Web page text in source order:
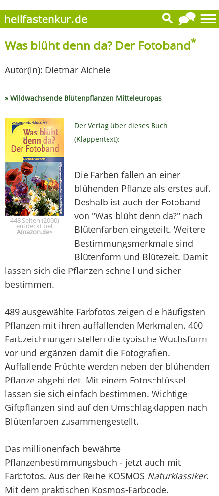
Was blüht denn da? Der Fotoband*
Autor(in): Dietmar Aichele
» Wildwachsende Blütenpflanzen Mitteleuropas
448 Seiten (2000)
entdeckt bei:
Amazon.de*
Der Verlag über dieses Buch
(Klappentext):
Die Farben fallen an einer
blühenden Pflanze als erstes auf.
Deshalb ist auch der Fotoband
von "Was blüht denn da?" nach
Blütenfarben eingeteilt. Weitere
Bestimmungsmerkmale sind
Blütenform und Blütezeit. Damit
lassen sich die Pflanzen schnell und sicher
bestimmen.
489 ausgewählte Farbfotos zeigen die häufigsten
Pflanzen mit ihren auffallenden Merkmalen. 400
Farbzeichnungen stellen die typische Wuchsform
vor und ergänzen damit die Fotografien.
Auffallende Früchte werden neben der blühenden
Pflanze abgebildet. Mit einem Fotoschlüssel
lassen sie sich einfach bestimmen. Wichtige
Giftpflanzen sind auf den Umschlagklappen nach
Blütenfarben zusammengestellt.
Das millionenfach bewährte
Pflanzenbestimmungsbuch - jetzt auch mit
Farbfotos. Aus der Reihe KOSMOS Naturklassiker.
Mit dem praktischen Kosmos-Farbcode.